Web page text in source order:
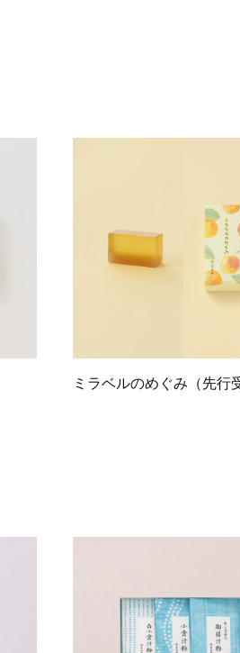
ミラベルのめぐみ（先行